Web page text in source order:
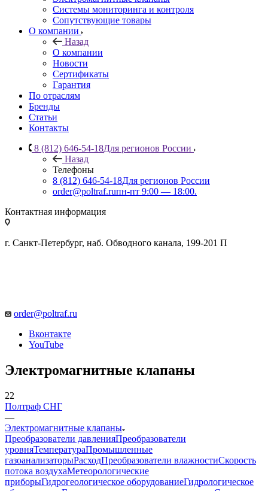
Системы мониторинга и контроля
Сопутствующие товары
О компании
Назад
О компании
Новости
Сертификаты
Гарантия
По отраслям
Бренды
Статьи
Контакты
8 (812) 646-54-18Для регионов России
Назад
Телефоны
8 (812) 646-54-18Для регионов России
order@poltraf.ruпн-пт 9:00 — 18:00.
Контактная информация
г. Санкт-Петербург, наб. Обводного канала, 199-201 П
order@poltraf.ru
Вконтакте
YouTube
Электромагнитные клапаны
22
Полтраф СНГ
—
Электромагнитные клапаны
Преобразователи давленияПреобразователи
уровняТемператураПромышленные
газоанализаторыРасходПреобразователи влажностиСкорость
потока воздухаМетеорологические
приборыГидрогеологическое оборудованиеГидрологическое